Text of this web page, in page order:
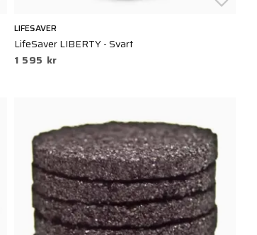
LIFESAVER
LifeSaver LIBERTY - Svart
1 595 kr